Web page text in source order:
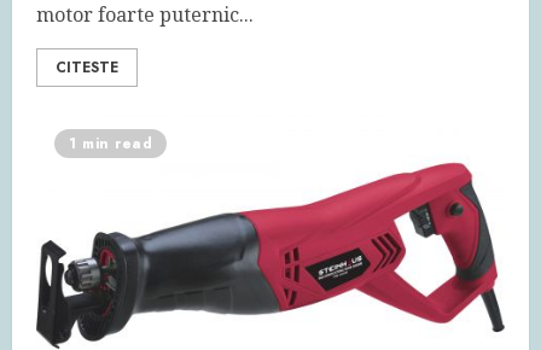
motor foarte puternic...
CITESTE
1 min read